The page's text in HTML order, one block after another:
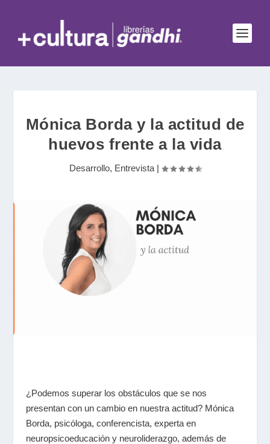
Mónica Borda y la actitud de
huevos frente a la vida
Desarrollo, Entrevista|
¿Podemos superar los obstáculos que se nos
presentan con un cambio en nuestra actitud? Mónica
Borda, psicóloga, conferencista, experta en
neuropsicoeducación y neuroliderazgo, además de